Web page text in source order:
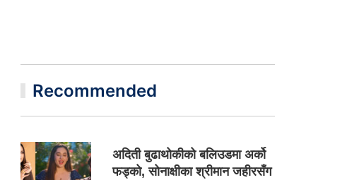
Recommended
अदिती बुढाथोकीको बलिउडमा अर्को
फड्को, सोनाक्षीका श्रीमान जहीरसँग